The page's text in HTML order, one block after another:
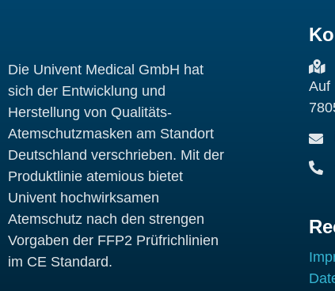
Die Univent Medical GmbH hat
sich der Entwicklung und
Herstellung von Qualitäts-
Atemschutzmasken am Standort
Deutschland verschrieben. Mit der
Produktlinie atemious bietet
Univent hochwirksamen
Atemschutz nach den strengen
Vorgaben der FFP2 Prüfrichlinien
im CE Standard.
Auf